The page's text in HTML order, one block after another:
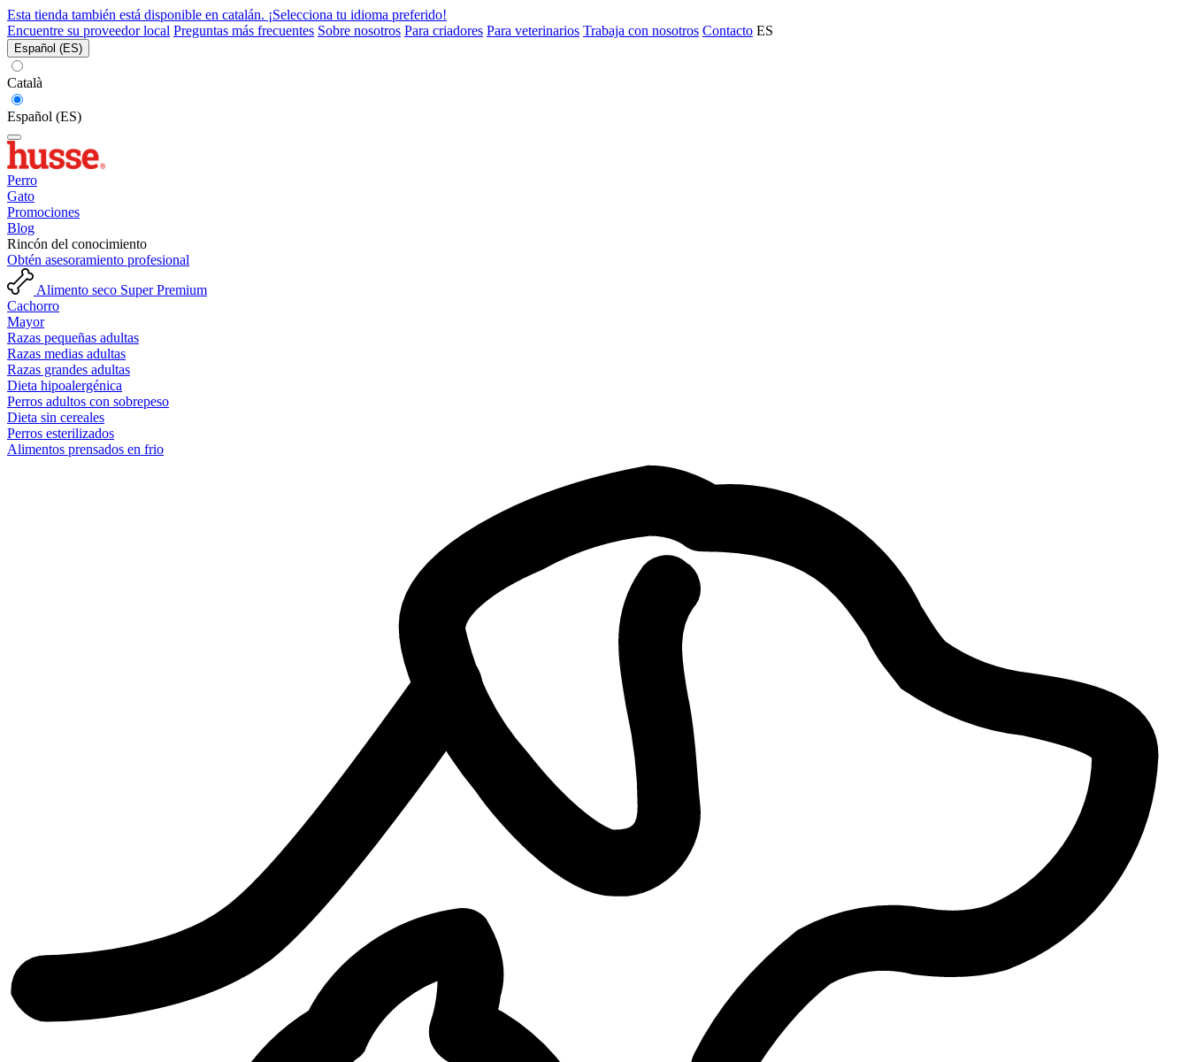
Esta tienda también está disponible en catalán. ¡Selecciona tu idioma preferido!
Encuentre su proveedor local Preguntas más frecuentes Sobre nosotros Para criadores Para veterinarios Trabaja con nosotros Contacto ES
Español (ES)
Català
Español (ES)
Perro
Gato
Promociones
Blog
Rincón del conocimiento
Obtén asesoramiento profesional
Alimento seco Super Premium
Cachorro
Mayor
Razas pequeñas adultas
Razas medias adultas
Razas grandes adultas
Dieta hipoalergénica
Perros adultos con sobrepeso
Dieta sin cereales
Perros esterilizados
Alimentos prensados en frio